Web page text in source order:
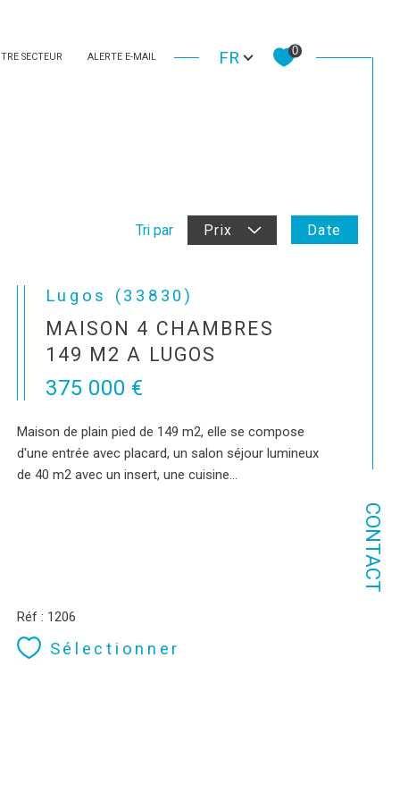
SECTEUR ALERTE E-MAIL Langue
FR 0
CONTACT
Tri par Prix Date
Lugos (33830)
MAISON 4 CHAMBRES
149 M2 A LUGOS
375 000 €
Maison de plain pied de 149 m2, elle se compose
d'une entrée avec placard, un salon séjour lumineux
de 40 m2 avec un insert, une cuisine...
Réf : 1206
Sélectionner